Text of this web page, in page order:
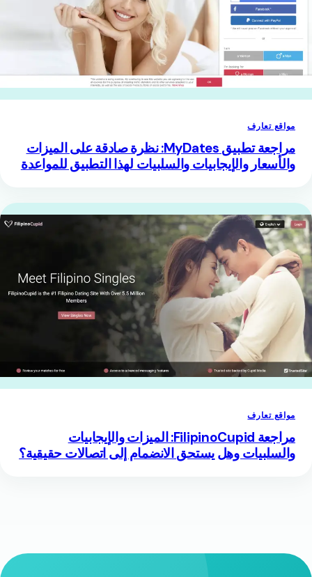
مواقع تعارف
مراجعة تطبيق MyDates: نظرة صادقة على الميزات
والأسعار والإيجابيات والسلبيات لهذا التطبيق للمواعدة
مواقع تعارف
مراجعة FilipinoCupid: الميزات والإيجابيات
والسلبيات وهل يستحق الانضمام إلى اتصالات حقيقية؟